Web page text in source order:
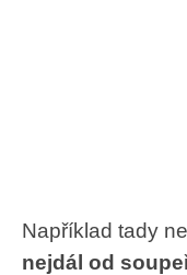
Například tady
nejdál od